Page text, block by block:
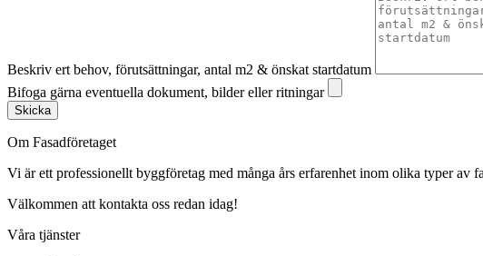
Beskriv ert behov, förutsättningar, antal m2 & önskat startdatum
Bifoga gärna eventuella dokument, bilder eller ritningar
Skicka
Om Fasadföretaget
Vi är ett professionellt byggföretag med många års erfarenhet inom olika typer av
Välkommen att kontakta oss redan idag!
Våra tjänster